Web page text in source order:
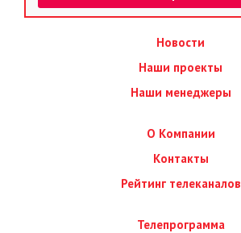
Новости
Наши проекты
Наши менеджеры
О Компании
Контакты
Рейтинг телеканалов
Телепрограмма